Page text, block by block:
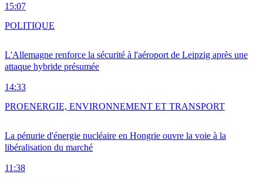
15:07
L'Allemagne renforce la sécurité à l'aéroport de Leipzig après une
attaque hybride présumée
14:33
POLITIQUE
La pénurie d'énergie nucléaire en Hongrie ouvre la voie à la
libéralisation du marché
11:38
PROENERGIE, ENVIRONNEMENT ET TRANSPORT